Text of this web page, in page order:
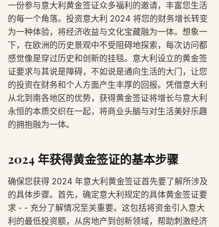
一份参与意大利黄金签证众多福利的邀请，丰富您生活
的每一个角落。投资意大利 2024 将您的财务增长转变
为一种体验，将经济收益与文化宝藏融为一体。想象一
下，在欧洲的历史景观中不受阻碍地探索，每次访问都
感觉像是穿过历史和创新的挂毯。意大利设立的黄金签
证要求与其说是障碍，不如说是通向生活的大门，让您
的投资在财务和个人方面产生丰厚的回报。凭借意大利
从北到南各地区的优势，获得黄金签证将增长与意大利
永恒的本质交织在一起，将商业头脑与对生活美好乐趣
的拥抱融为一体。
2024 年获得黄金签证的基本步骤
确保您获得 2024 年意大利黄金签证首先要了解所涉及
的具体步骤。首先，确定意大利规定的具体黄金签证要
求 - - 充分了解情况至关重要。这包括将资金引入意大
利的最低投资额，从房地产到创新领域，帮助刺激经济